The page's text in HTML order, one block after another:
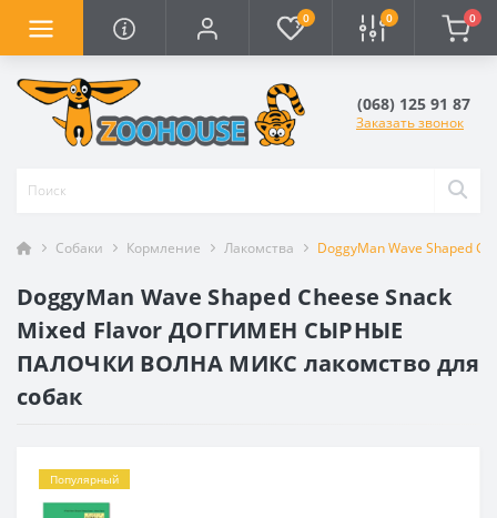
0 0 0
(068) 125 91 87
Заказать звонок
Собаки Кормление Лакомства DoggyMan Wave Shaped
DoggyMan Wave Shaped Cheese Snack
Mixed Flavor ДОГГИМЕН СЫРНЫЕ
ПАЛОЧКИ ВОЛНА МИКС лакомство для
собак
Популярный